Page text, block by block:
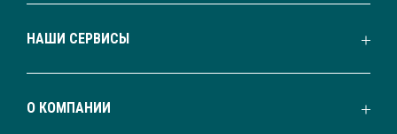
НАШИ СЕРВИСЫ
О КОМПАНИИ